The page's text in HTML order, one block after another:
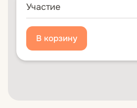
Участие